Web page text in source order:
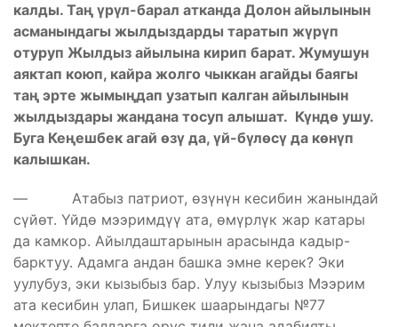
калды. Таң үрүл-барал атканда Долон айылынын
асманындагы жылдыздарды таратып жүрүп
отуруп Жылдыз айылына кирип барат. Жумушун
аяктап коюп, кайра жолго чыккан агайды баягы
таң эрте жымыңдап узатып калган айылынын
жылдыздары жандана тосуп алышат. Күндө ушу.
Буга Кеңешбек агай өзү да, үй-бүлөсү да көнүп
калышкан.
— Атабыз патриот, өзүнүн кесибин жанындай
сүйөт. Үйдө мээримдүү ата, өмүрлүк жар катары
да камкор. Айылдаштарынын арасында кадыр-
барктуу. Адамга андан башка эмне керек? Эки
уулубуз, эки кызыбыз бар. Улуу кызыбыз Мээрим
ата кесибин улап, Бишкек шаарындагы №77